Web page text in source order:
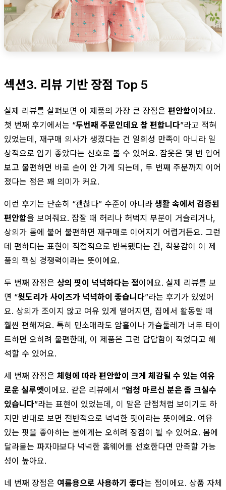
섹션3. 리뷰 기반 장점 Top 5
실제 리뷰를 살펴보면 이 제품의 가장 큰 장점은 편안함이에요.
첫 번째 후기에서는 “두번째 주문인데요 참 편합니다”라고 적혀
있었는데, 재구매 의사가 생겼다는 건 일회성 만족이 아니라 일
상적으로 입기 좋았다는 신호로 볼 수 있어요. 잠옷은 몇 번 입어
보고 불편하면 바로 손이 안 가게 되는데, 두 번째 주문까지 이어
졌다는 점은 꽤 의미가 커요.
이런 후기는 단순히 “괜찮다” 수준이 아니라 생활 속에서 검증된
편안함을 보여줘요. 잠잘 때 허리나 허벅지 부분이 거슬리거나,
상의가 몸에 붙어 불편하면 재구매로 이어지기 어렵거든요. 그런
데 편하다는 표현이 직접적으로 반복됐다는 건, 착용감이 이 제
품의 핵심 경쟁력이라는 뜻이에요.
두 번째 장점은 상의 핏이 넉넉하다는 점이에요. 실제 리뷰를 보
면 “윗도리가 사이즈가 넉넉하이 좋습니다”라는 후기가 있었어
요. 상의가 조이지 않고 여유 있게 떨어지면, 집에서 활동할 때
훨씬 편해져요. 특히 민소매라도 암홀이나 가슴둘레가 너무 타이
트하면 오히려 불편한데, 이 제품은 그런 답답함이 적었다고 해
석할 수 있어요.
세 번째 장점은 체형에 따라 편안함이 크게 체감될 수 있는 여유
로운 실루엣이에요. 같은 리뷰에서 “엄청 마르신 분은 좀 크실수
있습니다”라는 표현이 있었는데, 이 말은 단점처럼 보이기도 하
지만 반대로 보면 전반적으로 넉넉한 핏이라는 뜻이에요. 여유
있는 핏을 좋아하는 분에게는 오히려 장점이 될 수 있어요. 몸에
달라붙는 파자마보다 넉넉한 홈웨어를 선호한다면 만족할 가능
성이 높아요.
네 번째 장점은 여름용으로 사용하기 좋다는 점이에요. 상품 자체